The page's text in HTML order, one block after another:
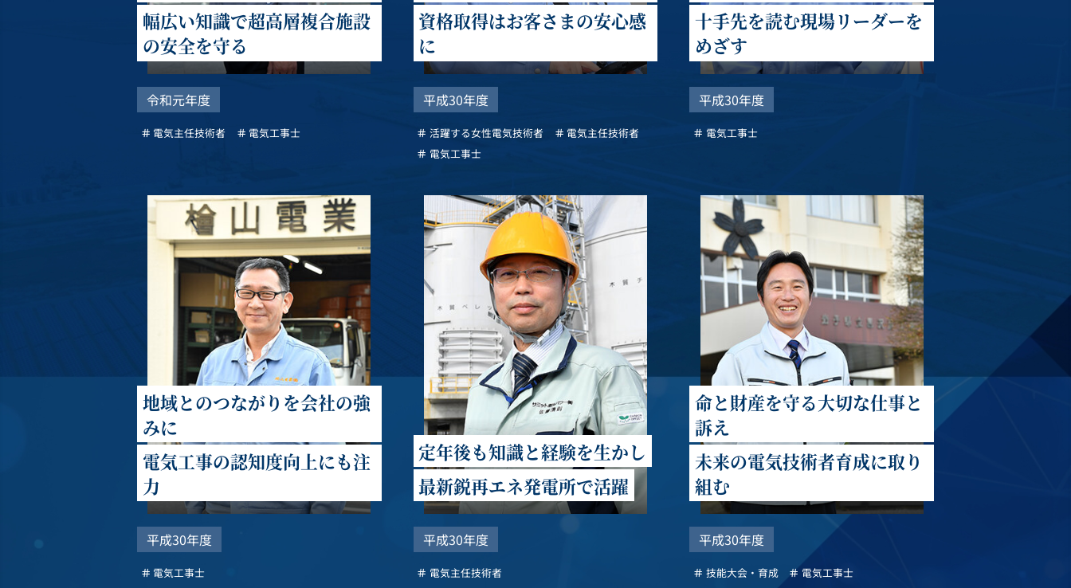
幅広い知識で超高層複合施設
の安全を守る
令和元年度
電気主任技術者 電気工事士
資格取得はお客さまの安心感
に
平成30年度
活躍する女性電気技術者
電気主任技術者
電気工事士
十手先を読む現場リーダーを
めざす
平成30年度
電気工事士
地域とのつながりを会社の強
みに
電気工事の認知度向上にも注
力
平成30年度
電気工事士
定年後も知識と経験を生かし
最新鋭再エネ発電所で活躍
平成30年度
電気主任技術者
命と財産を守る大切な仕事と
訴え
未来の電気技術者育成に取り
組む
平成30年度
技能大会・育成 電気工事士